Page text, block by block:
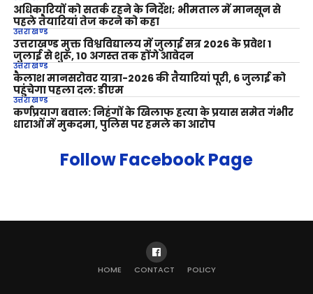
अधिकारियों को सतर्क रहने के निर्देश; भीमताल में मानसून से
पहले तैयारियां तेज करने को कहा
उत्तराखण्ड
उत्तराखण्ड मुक्त विश्वविद्यालय में जुलाई सत्र 2026 के प्रवेश 1
जुलाई से शुरू, 10 अगस्त तक होंगे आवेदन
उत्तराखण्ड
कैलाश मानसरोवर यात्रा-2026 की तैयारियां पूरी, 6 जुलाई को
पहुंचेगा पहला दल: डीएम
उत्तराखण्ड
कर्णप्रयाग बवाल: निहंगों के खिलाफ हत्या के प्रयास समेत गंभीर
धाराओं में मुकदमा, पुलिस पर हमले का आरोप
Follow Facebook Page
HOME CONTACT POLICY